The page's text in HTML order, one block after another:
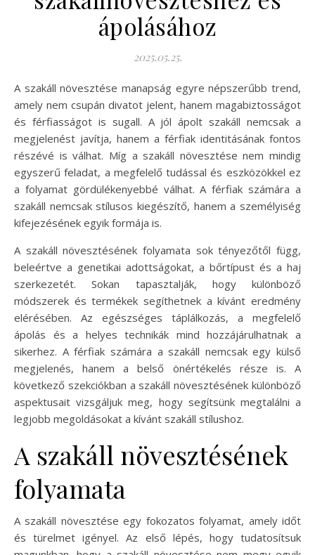
ápolásához
2025.05.25.
A szakáll növesztése manapság egyre népszerűbb trend,
amely nem csupán divatot jelent, hanem magabiztosságot
és férfiasságot is sugall. A jól ápolt szakáll nemcsak a
megjelenést javítja, hanem a férfiak identitásának fontos
részévé is válhat. Míg a szakáll növesztése nem mindig
egyszerű feladat, a megfelelő tudással és eszközökkel ez
a folyamat gördülékenyebbé válhat. A férfiak számára a
szakáll nemcsak stílusos kiegészítő, hanem a személyiség
kifejezésének egyik formája is.
A szakáll növesztésének folyamata sok tényezőtől függ,
beleértve a genetikai adottságokat, a bőrtípust és a haj
szerkezetét. Sokan tapasztalják, hogy különböző
módszerek és termékek segíthetnek a kívánt eredmény
elérésében. Az egészséges táplálkozás, a megfelelő
ápolás és a helyes technikák mind hozzájárulhatnak a
sikerhez. A férfiak számára a szakáll nemcsak egy külső
megjelenés, hanem a belső önértékelés része is. A
következő szekciókban a szakáll növesztésének különböző
aspektusait vizsgáljuk meg, hogy segítsünk megtalálni a
legjobb megoldásokat a kívánt szakáll stílushoz.
A szakáll növesztésének
folyamata
A szakáll növesztése egy fokozatos folyamat, amely időt
és türelmet igényel. Az első lépés, hogy tudatosítsuk